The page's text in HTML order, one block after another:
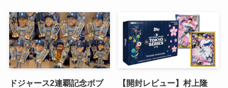
ドジャース2連覇記念ボブ
【開封レビュー】村上隆